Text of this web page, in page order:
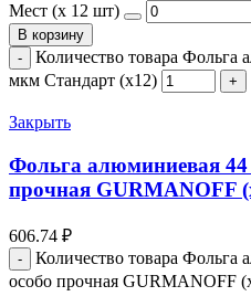
Мест (x 12 шт)
В корзину
Количество товара Фольга
мкм Стандарт (х12)
Закрыть
Фольга алюминиевая 44
прочная GURMANOFF
606.74 ₽
Количество товара Фольга
особо прочная GURMANOFF